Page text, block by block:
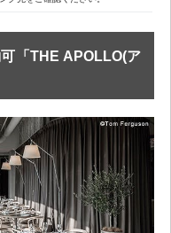
「THE APOLLO(ア